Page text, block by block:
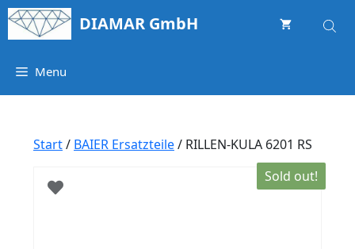
Springe
zum
DIAMAR GmbH
Menu
Start/ BAIER Ersatzteile/ RILLEN-KULA 6201 RS
Sold out!